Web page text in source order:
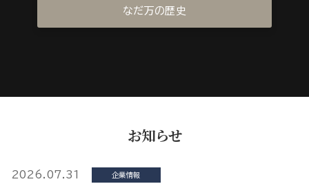
なだ万の歴史
お知らせ
2026.07.31 企業情報